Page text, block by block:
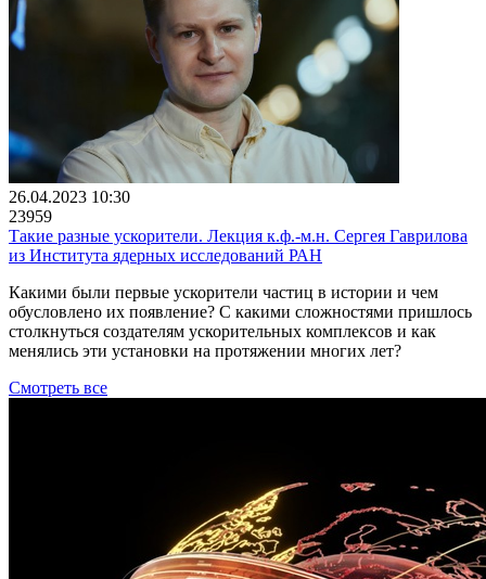
26.04.2023 10:30
23959
Такие разные ускорители. Лекция к.ф.-м.н. Сергея Гаврилова
из Института ядерных исследований РАН
Какими были первые ускорители частиц в истории и чем
обусловлено их появление? С какими сложностями пришлось
столкнуться создателям ускорительных комплексов и как
менялись эти установки на протяжении многих лет?
Смотреть все